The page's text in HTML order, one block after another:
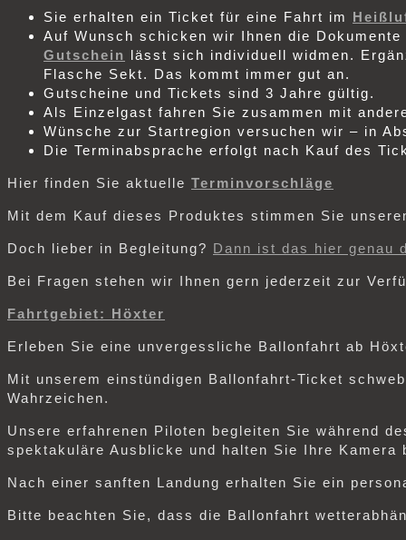
Sie erhalten ein Ticket für eine Fahrt im
Auf Wunsch schicken wir Ihnen die Dokumente
Gutschein lässt sich individuell widmen.
Flasche Sekt. Das kommt immer gut an.
Gutscheine und Tickets sind 3 Jahre gültig.
Als Einzelgast fahren Sie zusammen mit
Wünsche zur Startregion versuchen wir – in
Die Terminabsprache erfolgt nach Kauf des
Hier finden Sie aktuelle Terminvorschläge
Mit dem Kauf dieses Produktes stimmen Sie
Doch lieber in Begleitung? Dann ist das hier genau
Bei Fragen stehen wir Ihnen gern jederzeit zur
Fahrtgebiet: Höxter
Erleben Sie eine unvergessliche Ballonfahrt ab
Mit unserem einstündigen Ballonfahrt-Ticket
Wahrzeichen.
Unsere erfahrenen Piloten begleiten Sie während
spektakuläre Ausblicke und halten Sie Ihre
Nach einer sanften Landung erhalten Sie ein
Bitte beachten Sie, dass die Ballonfahrt